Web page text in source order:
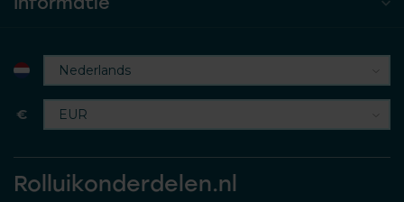
€
Rolluikonderdelen.nl